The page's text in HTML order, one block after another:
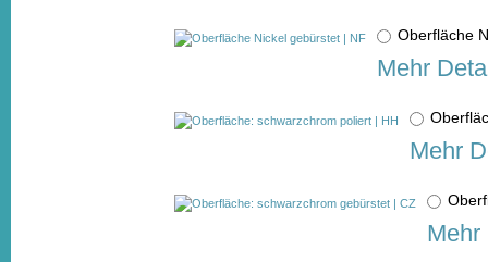
Oberfläche
Mehr
Mehr
Mehr